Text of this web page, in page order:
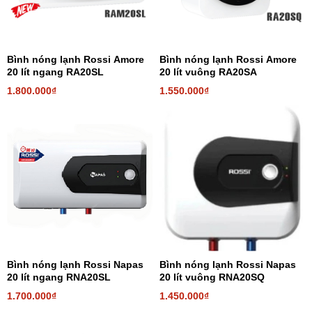
Bình nóng lạnh Rossi Amore
20 lít ngang RA20SL
1.800.000₫
Bình nóng lạnh Rossi Amore
20 lít vuông RA20SA
1.550.000₫
Bình nóng lạnh Rossi Napas
20 lít ngang RNA20SL
1.700.000₫
Bình nóng lạnh Rossi Napas
20 lít vuông RNA20SQ
1.450.000₫